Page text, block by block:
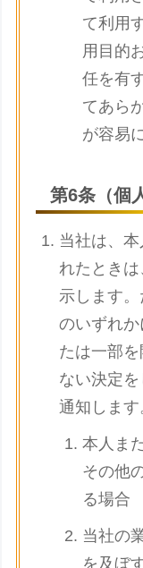
て利用
用目的
任を有
てあら
が容易
第6条（個
当社は、
れたとき
示します
のいずれ
たは一部
ない決定
通知します
本人ま
その他
る場合
当社の
を及ぼ